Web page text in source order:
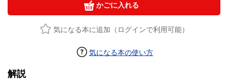
かごに入れる
気になる本に追加（ログインで利用可能）
気になる本の使い方
解説